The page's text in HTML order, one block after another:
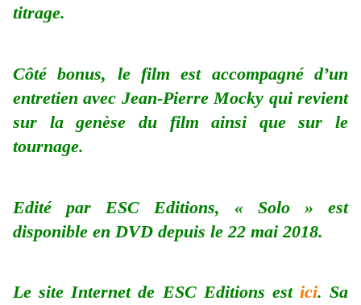
titrage.
Côté bonus, le film est accompagné d’un
entretien avec Jean-Pierre Mocky qui revient
sur la genèse du film ainsi que sur le
tournage.
Edité par ESC Editions, « Solo » est
disponible en DVD depuis le 22 mai 2018.
Le site Internet de ESC Editions est ici. Sa